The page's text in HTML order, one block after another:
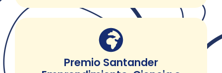
Premio Santander